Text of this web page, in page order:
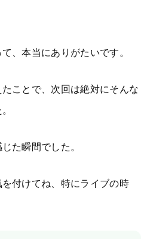
、本当にありがたいです。
ことで、次回は絶対にそんな
た瞬間でした。
付けてね、特にライブの時